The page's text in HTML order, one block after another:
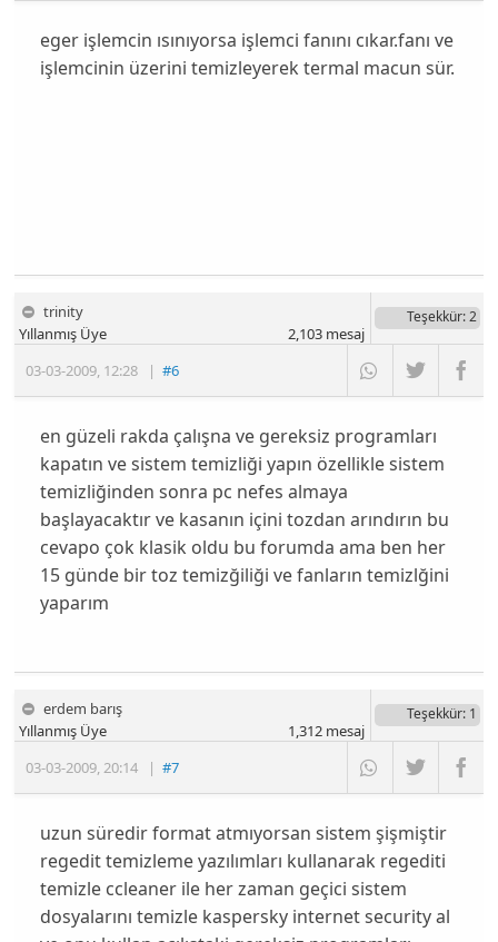
eger işlemcin ısınıyorsa işlemci fanını cıkar.fanı ve
işlemcinin üzerini temizleyerek termal macun sür.
trinity
03-03-2009, 12:28 |#6
Yıllanmış Üye
Teşekkür: 2
2,103mesaj
en güzeli rakda çalışna ve gereksiz programları
kapatın ve sistem temizliği yapın özellikle sistem
temizliğinden sonra pc nefes almaya
başlayacaktır ve kasanın içini tozdan arındırın bu
cevapo çok klasik oldu bu forumda ama ben her
15 günde bir toz temizğiliği ve fanların temizlğini
yaparım
erdem barış
03-03-2009,20:14 |#7
Yıllanmış Üye
Teşekkür: 1
1,312mesaj
uzun süredir format atmıyorsan sistem şişmiştir
regedit temizleme yazılımları kullanarak regediti
temizle ccleaner ile her zaman geçici sistem
dosyalarını temizle kaspersky internet security al